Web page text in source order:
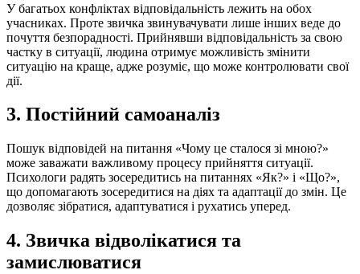
У багатьох конфліктах відповідальність лежить на обох
учасниках. Проте звичка звинувачувати лише інших веде до
почуття безпорадності. Прийнявши відповідальність за свою
частку в ситуації, людина отримує можливість змінити
ситуацію на краще, адже розуміє, що може контролювати свої
дії.
3. Постійний самоаналіз
Пошук відповідей на питання «Чому це сталося зі мною?»
може заважати важливому процесу прийняття ситуації.
Психологи радять зосередитись на питаннях «Як?» і «Що?»,
що допомагають зосередитися на діях та адаптації до змін. Це
дозволяє зібратися, адаптуватися і рухатись уперед.
4. Звичка відволікатися та
замислюватися